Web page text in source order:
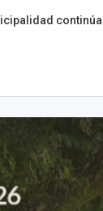
continúa